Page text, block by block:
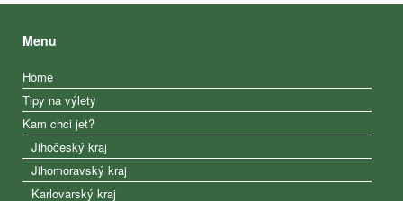
Menu
Home
Tipy na výlety
Kam chci jet?
Jihočeský kraj
Jihomoravský kraj
Karlovarský kraj